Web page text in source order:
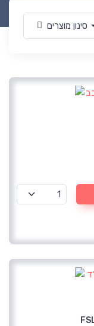
סינון מוצרים